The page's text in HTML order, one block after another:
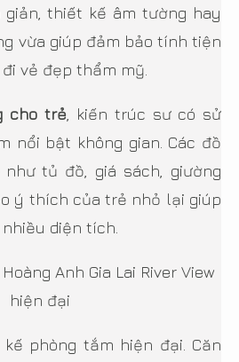
thiết kế âm tường hay
vừa giúp đảm bảo tính tiện
vẻ đẹp thẩm mỹ.
cho trẻ, kiến trúc sư có sử
nổi bật không gian. Các đồ
tủ đồ, giá sách, giường
ý thích của trẻ nhỏ lại giúp
diện tích.
phòng tắm hiện đại. Căn